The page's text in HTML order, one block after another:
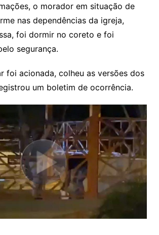
o morador em situação de
nas dependências da igreja,
foi dormir no coreto e foi
segurança.
foi acionada, colheu as versões dos
um boletim de ocorrência.